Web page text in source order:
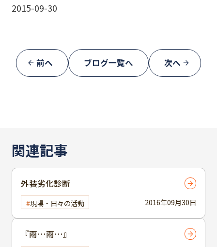
2015-09-30
前へ ブログ一覧へ 次へ
関連記事
2016年09月30日
外装劣化診断
現場・日々の活動
『雨…雨…』